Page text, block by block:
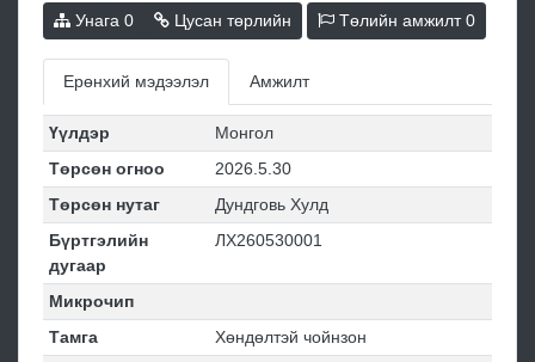
Унага 0 Цусан төрлийн Төлийн амжилт0
Ерөнхий мэдээлэл Амжилт
Үүлдэр
Монгол
Төрсөн огноо
2026.5.30
Төрсөн нутаг
Дундговь Хулд
Бүртгэлийн
дугаар
ЛХ260530001
Микрочип
Тамга
Хөндөлтэй чойнзон